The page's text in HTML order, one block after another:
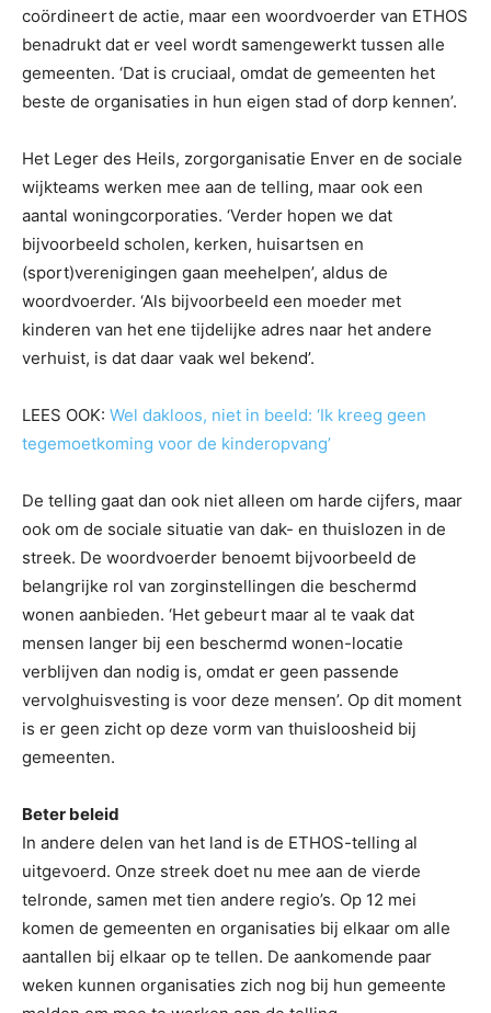
coördineert de actie, maar een woordvoerder van ETHOS
benadrukt dat er veel wordt samengewerkt tussen alle
gemeenten. ‘Dat is cruciaal, omdat de gemeenten het
beste de organisaties in hun eigen stad of dorp kennen’.
Het Leger des Heils, zorgorganisatie Enver en de sociale
wijkteams werken mee aan de telling, maar ook een
aantal woningcorporaties. ‘Verder hopen we dat
bijvoorbeeld scholen, kerken, huisartsen en
(sport)verenigingen gaan meehelpen’, aldus de
woordvoerder. ‘Als bijvoorbeeld een moeder met
kinderen van het ene tijdelijke adres naar het andere
verhuist, is dat daar vaak wel bekend’.
LEES OOK: Wel dakloos, niet in beeld: ‘Ik kreeg geen
tegemoetkoming voor de kinderopvang’
De telling gaat dan ook niet alleen om harde cijfers, maar
ook om de sociale situatie van dak- en thuislozen in de
streek. De woordvoerder benoemt bijvoorbeeld de
belangrijke rol van zorginstellingen die beschermd
wonen aanbieden. ‘Het gebeurt maar al te vaak dat
mensen langer bij een beschermd wonen-locatie
verblijven dan nodig is, omdat er geen passende
vervolghuisvesting is voor deze mensen’. Op dit moment
is er geen zicht op deze vorm van thuisloosheid bij
gemeenten.
Beter beleid
In andere delen van het land is de ETHOS-telling al
uitgevoerd. Onze streek doet nu mee aan de vierde
telronde, samen met tien andere regio’s. Op 12 mei
komen de gemeenten en organisaties bij elkaar om alle
aantallen bij elkaar op te tellen. De aankomende paar
weken kunnen organisaties zich nog bij hun gemeente